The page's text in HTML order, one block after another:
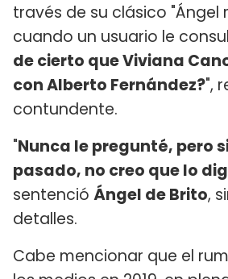
través de su clásico "Ángel
cuando un usuario le
de cierto que Viviana
con Alberto Fernández?",
contundente.
"Nunca le pregunté, pero
pasado, no creo que lo
sentenció Ángel de Brito,
detalles.
Cabe mencionar que el